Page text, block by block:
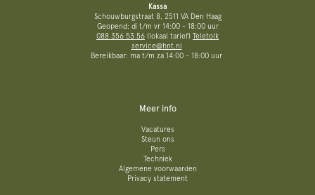
Kassa
Schouwburgstraat 8, 2511 VA Den Haag
Geopend: di t/m vr 14:00 - 18:00 uur
088 356 53 56 (lokaal tarief) Teletolk
service@hnt.nl
Bereikbaar: ma t/m za 14:00 - 18:00 uur
Meer info
Vacatures
Steun ons
Pers
Techniek
Algemene voorwaarden
Privacy statement